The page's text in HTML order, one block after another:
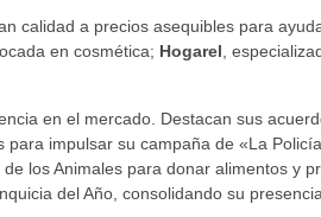
calidad a precios asequibles para
en cosmética; Hogarel ,
en el mercado. Destacan sus
impulsar su campaña de «La
los Animales para donar alimentos y
del Año, consolidando su